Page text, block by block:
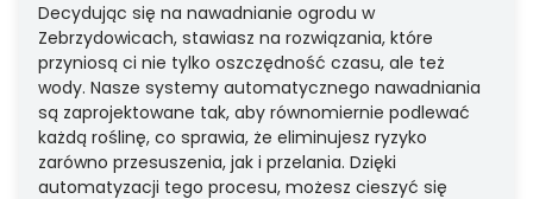
Decydując się na nawadnianie ogrodu w
Zebrzydowicach, stawiasz na rozwiązania, które
przyniosą ci nie tylko oszczędność czasu, ale też
wody. Nasze systemy automatycznego nawadniania
są zaprojektowane tak, aby równomiernie podlewać
każdą roślinę, co sprawia, że eliminujesz ryzyko
zarówno przesuszenia, jak i przelania. Dzięki
automatyzacji tego procesu, możesz cieszyć się